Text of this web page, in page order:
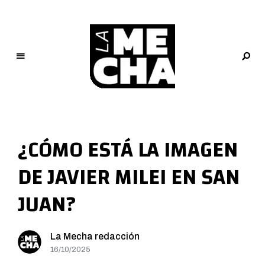
M
e
c
h
a
¿CÓMO ESTÁ LA IMAGEN
DE JAVIER MILEI EN SAN
JUAN?
La Mecha redacción
16/10/2025